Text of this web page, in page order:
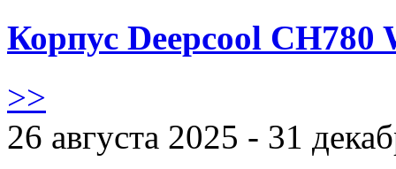
Корпус Deepcool CH780
>>
26 августа 2025 - 31